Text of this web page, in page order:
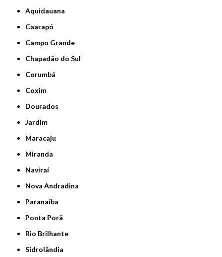
Aquidauana
Caarapó
Campo Grande
Chapadão do Sul
Corumbá
Coxim
Dourados
Jardim
Maracaju
Miranda
Naviraí
Nova Andradina
Paranaíba
Ponta Porã
Rio Brilhante
Sidrolândia